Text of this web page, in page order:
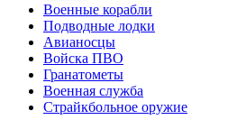
Военные корабли
Подводные лодки
Авианосцы
Войска ПВО
Гранатометы
Военная служба
Страйкбольное оружие